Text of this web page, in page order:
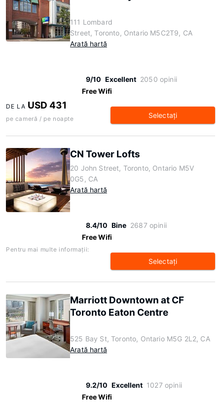
111 Lombard
Street, Toronto, Ontario M5C2T9, CA
Arată hartă
9/10 Excellent 2050 opinii
Free Wifi
DE LA USD 431
pe cameră / pe noapte Selectaţi
CN Tower Lofts
20 John Street, Toronto, Ontario M5V
0G5, CA
Arată hartă
8.4/10 Bine 2687 opinii
Free Wifi
Pentru mai multe informaţii:
Selectaţi
Marriott Downtown at CF
Toronto Eaton Centre
525 Bay St, Toronto, Ontario M5G 2L2, CA
Arată hartă
9.2/10 Excellent 1027 opinii
Free Wifi